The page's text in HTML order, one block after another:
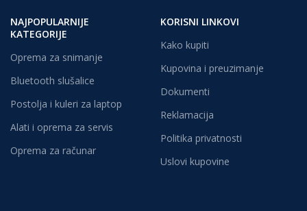
NAJPOPULARNIJE
KATEGORIJE
Oprema za snimanje
Bluetooth slušalice
Postolja i kuleri za laptop
Alati i oprema za servis
Oprema za računar
KORISNI LINKOVI
Kako kupiti
Kupovina i preuzimanje
Dokumenti
Reklamacija
Politika privatnosti
Uslovi kupovine